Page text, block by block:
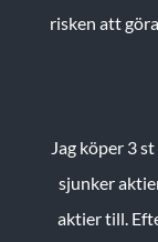
risken att
Jag köper 3
sjunker
aktier till.